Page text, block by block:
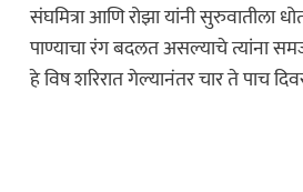
पोलिस खाते
स्पेशल न्यूज
स्टेशनची पायरी
संघमित्रा आणि रोझा यांनी सुरुवातीला
पाण्याचा रंग बदलत असल्याचे त्यांना
हे विष शरिरात गेल्यानंतर चार ते पाच